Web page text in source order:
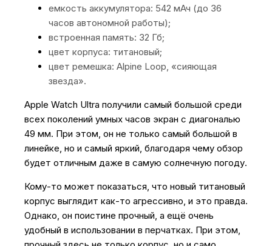
емкость аккумулятора: 542 мАч (до 36
часов автономной работы);
встроенная память: 32 Гб;
цвет корпуса: титановый;
цвет ремешка: Alpine Loop, «сияющая
звезда».
Apple Watch Ultra получили самый большой среди
всех поколений умных часов экран с диагональю
49 мм. При этом, он не только самый большой в
линейке, но и самый яркий, благодаря чему обзор
будет отличным даже в самую солнечную погоду.
Кому-то может показаться, что новый титановый
корпус выглядит как-то агрессивно, и это правда.
Однако, он поистине прочный, а ещё очень
удобный в использовании в перчатках. При этом,